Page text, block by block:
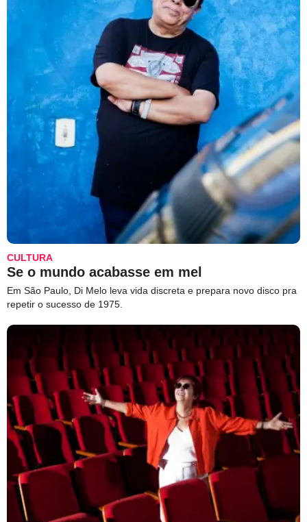
CULTURA
Se o mundo acabasse em mel
Em São Paulo, Di Melo leva vida discreta e prepara novo disco pra
repetir o sucesso de 1975.